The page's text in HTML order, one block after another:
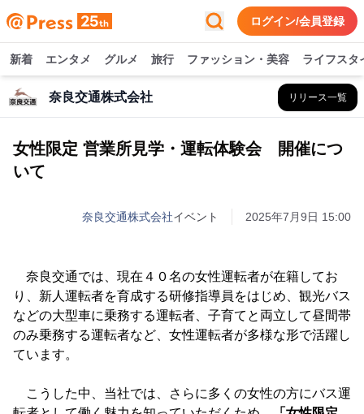
ログイン/会員登録
新着 エンタメ グルメ 旅行 ファッション・美容 ライフスタ
奈良交通株式会社 リリース一覧
女性限定 営業所見学・運転体験会 開催につ
いて
奈良交通株式会社イベント 2025年7月9日 15:00
奈良交通では、現在４０名の女性運転者が在籍してお
り、新人運転者を育成する研修指導員をはじめ、観光バス
などの大型車に乗務する運転者、子育てと両立して昼間帯
のみ乗務する運転者など、女性運転者が多様な形で活躍し
ています。
こうした中、当社では、さらに多くの女性の方にバス運